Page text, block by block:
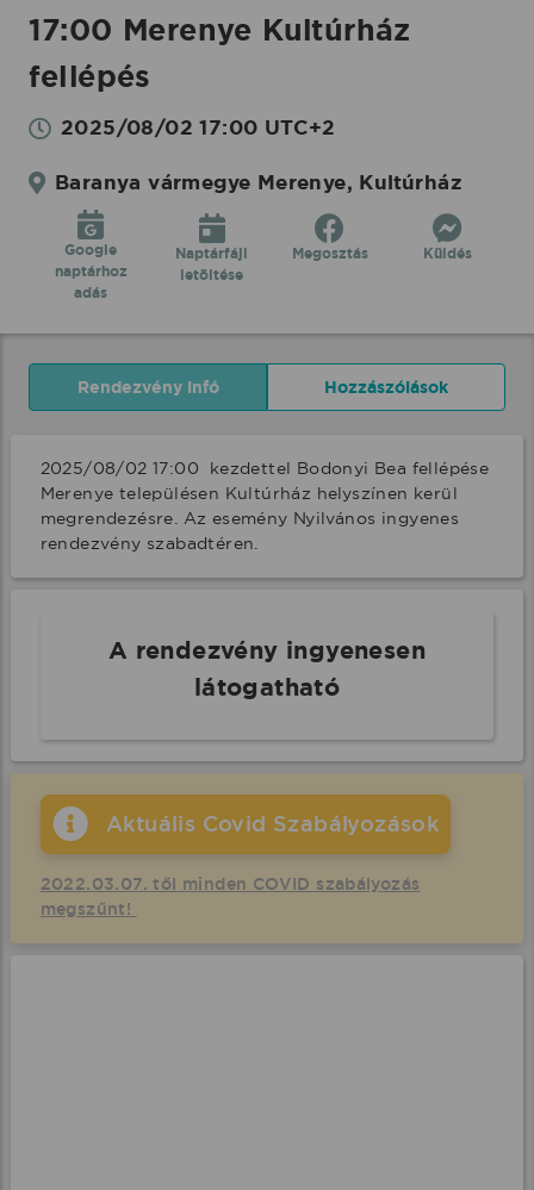
17:00 Merenye Kultúrház
fellépés
2025/08/02 17:00 UTC+2
Baranya vármegye Merenye, Kultúrház
Google
naptárhoz
adás
Naptárfájl
letöltése
Megosztás Küldés
Rendezvény infó Hozzászólások
2025/08/02 17:00  kezdettel Bodonyi Bea fellépése
Merenye településen Kultúrház helyszínen kerül
megrendezésre. Az esemény Nyilvános ingyenes
rendezvény szabadtéren.
A rendezvény ingyenesen
látogatható
Aktuális Covid Szabályozások
2022.03.07. től minden COVID szabályozás
megszűnt!